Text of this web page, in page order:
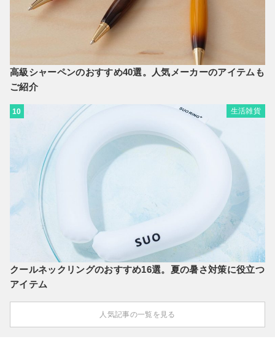
高級シャーペンのおすすめ40選。人気メーカーのアイテムも
ご紹介
10 生活雑貨
クールネックリングのおすすめ16選。夏の暑さ対策に役立つ
アイテム
人気記事の一覧を見る